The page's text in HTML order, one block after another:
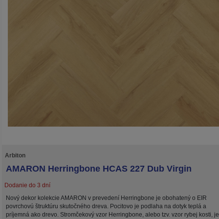
Arbiton
AMARON Herringbone HCAS 227 Dub Virgin
Dodanie do 3 dní
Nový dekor kolekcie AMARON v prevedení Herringbone je obohatený o EIR
povrchovú štruktúru skutočného dreva. Pocitovo je podlaha na dotyk teplá a
príjemná ako drevo. Stromčekový vzor Herringbone, alebo tzv. vzor rybej kosti, je